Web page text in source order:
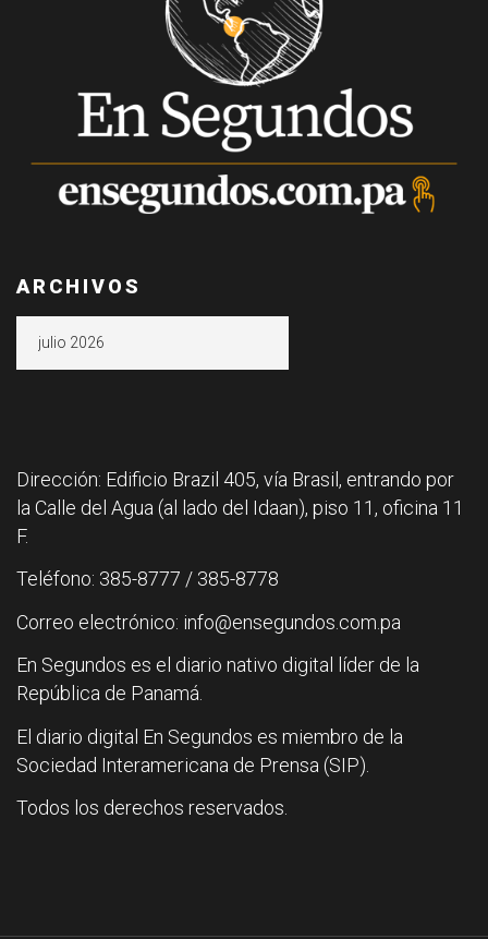
ARCHIVOS
Dirección: Edificio Brazil 405, vía Brasil, entrando por
la Calle del Agua (al lado del Idaan), piso 11, oficina 11
F.
Teléfono: 385-8777 / 385-8778
Correo electrónico: info@ensegundos.com.pa
En Segundos es el diario nativo digital líder de la
República de Panamá.
El diario digital En Segundos es miembro de la
Sociedad Interamericana de Prensa (SIP).
Todos los derechos reservados.